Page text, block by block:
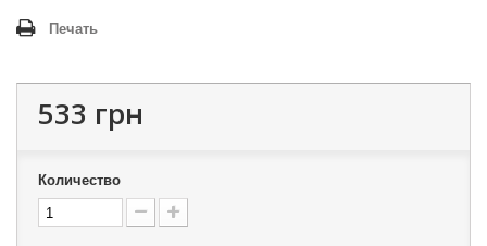
Печать
533 грн
Количество